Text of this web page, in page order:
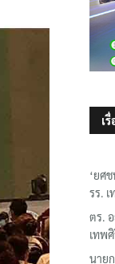
เ
‘ยศ
รร.
ตร.
เทพ
นาย